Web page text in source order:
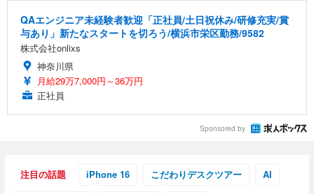
QAエンジニア未経験者歓迎「正社員/土日祝休み/研修充実/賞
与あり」新たなスタートを切ろう/横浜市栄区勤務/9582
株式会社onlixs
神奈川県
月給29万7,000円～36万円
正社員
Sponsored by
注目の話題 iPhone 16 こだわりデスクツアー AI